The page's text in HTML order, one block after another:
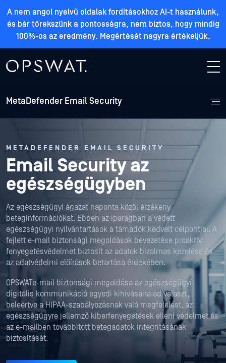
A nem angol nyelvű oldalak fordításokhoz AI-t használunk,
és bár törekszünk a pontosságra, nem biztos, hogy mindig
100%-os az eredmény. Megértését nagyra értékeljük.
MetaDefender Email Security
METADEFENDER EMAIL SECURITY
Email Security az
egészségügyben
Az egészségügyi ágazat naponta közöl érzékeny
beteginformációkat. Ebben az iparágban a védett
egészségügyi nyilvántartások a támadók kedvelt célpontjai. A
fejlett e-mail biztonsági megoldások bevezetése proaktív
fenyegetésvédelmet biztosít az adatok bizalmas kezelése és
az adatvédelmi előírások betartása érdekében.
OPSWATe-mail biztonsági megoldása az egészségügyi
digitális kommunikáció egyedi kihívásaira ad választ,
beleértve a HIPAA-szabályozásnak való megfelelést, az
egészségügyre jellemző kiberfenyegetések elleni védelmet és
az e-mailben továbbított betegadatok integritásának
biztosítását.